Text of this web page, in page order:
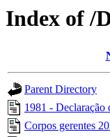
Index of /
Parent Directory
1981 -
Corpos gerentes